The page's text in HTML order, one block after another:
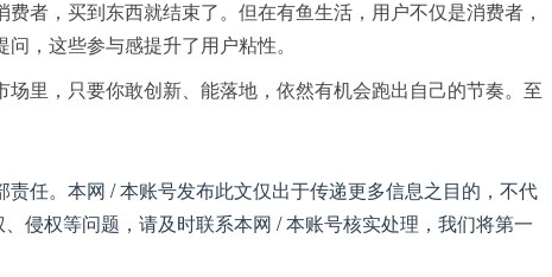
者，买到东西就结束了。但在有鱼生活，用户不仅是消费者，
，这些参与感提升了用户粘性。
里，只要你敢创新、能落地，依然有机会跑出自己的节奏。至
任。本网 / 本账号发布此文仅出于传递更多信息之目的，不代
侵权等问题，请及时联系本网 / 本账号核实处理，我们将第一